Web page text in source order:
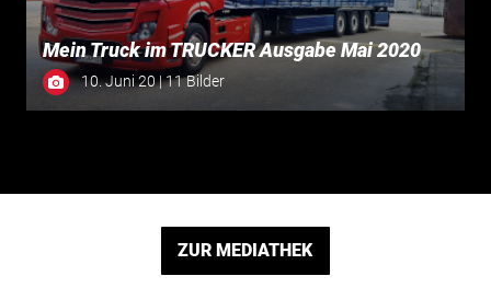
Mein Truck im TRUCKER Ausgabe Mai 2020
10. Juni 20 | 11 Bilder
ZUR MEDIATHEK